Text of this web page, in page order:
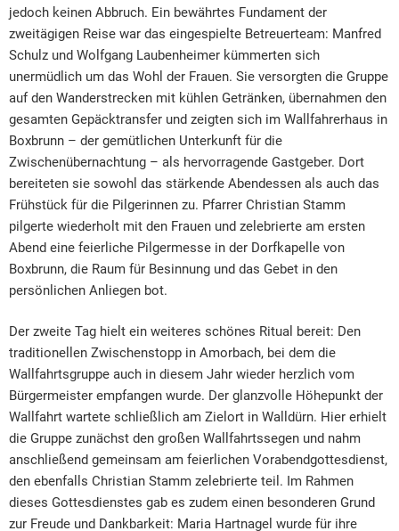
jedoch keinen Abbruch. Ein bewährtes Fundament der
zweitägigen Reise war das eingespielte Betreuerteam: Manfred
Schulz und Wolfgang Laubenheimer kümmerten sich
unermüdlich um das Wohl der Frauen. Sie versorgten die Gruppe
auf den Wanderstrecken mit kühlen Getränken, übernahmen den
gesamten Gepäcktransfer und zeigten sich im Wallfahrerhaus in
Boxbrunn – der gemütlichen Unterkunft für die
Zwischenübernachtung – als hervorragende Gastgeber. Dort
bereiteten sie sowohl das stärkende Abendessen als auch das
Frühstück für die Pilgerinnen zu. Pfarrer Christian Stamm
pilgerte wiederholt mit den Frauen und zelebrierte am ersten
Abend eine feierliche Pilgermesse in der Dorfkapelle von
Boxbrunn, die Raum für Besinnung und das Gebet in den
persönlichen Anliegen bot.
Der zweite Tag hielt ein weiteres schönes Ritual bereit: Den
traditionellen Zwischenstopp in Amorbach, bei dem die
Wallfahrtsgruppe auch in diesem Jahr wieder herzlich vom
Bürgermeister empfangen wurde. Der glanzvolle Höhepunkt der
Wallfahrt wartete schließlich am Zielort in Walldürn. Hier erhielt
die Gruppe zunächst den großen Wallfahrtssegen und nahm
anschließend gemeinsam am feierlichen Vorabendgottesdienst,
den ebenfalls Christian Stamm zelebrierte teil. Im Rahmen
dieses Gottesdienstes gab es zudem einen besonderen Grund
zur Freude und Dankbarkeit: Maria Hartnagel wurde für ihre